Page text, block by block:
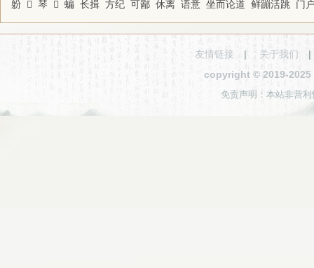
躮 𠮁 琴 𡔷 蝙 长揖 方纪 可鄙 休离 语意 坐而论道 鲜蹦活跳 门
友情链接 | 关于我们
copyright © 2019-2025
免责声明：本站非营